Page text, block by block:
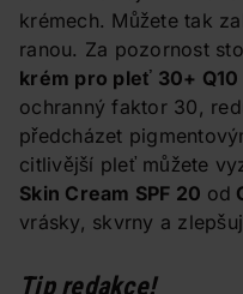
krémech. Můžete tak
ranou. Za pozornost
krém pro pleť 30+ Q10
ochranný faktor 30,
předcházet
citlivější pleť můžete
Skin Cream SPF 20 od
vrásky, skvrny a
Tip redakce!